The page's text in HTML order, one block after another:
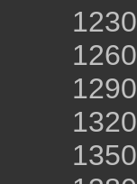
1230
1260
1290
1320
1350